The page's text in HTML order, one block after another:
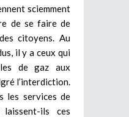
sciemment
de se faire de
citoyens. Au
il y a ceux qui
de gaz aux
l’interdiction.
les services de
ils ces